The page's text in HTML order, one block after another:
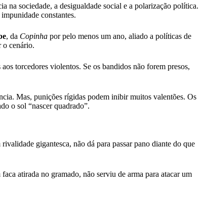
na sociedade, a desigualdade social e a polarização política.
constantes.
, da Copinha por pelo menos um ano, aliado a políticas de
o cenário.
torcedores violentos. Se os bandidos não forem presos,
Mas, punições rígidas podem inibir muitos valentões. Os
o sol “nascer quadrado”.
gigantesca, não dá para passar pano diante do que
atirada no gramado, não serviu de arma para atacar um